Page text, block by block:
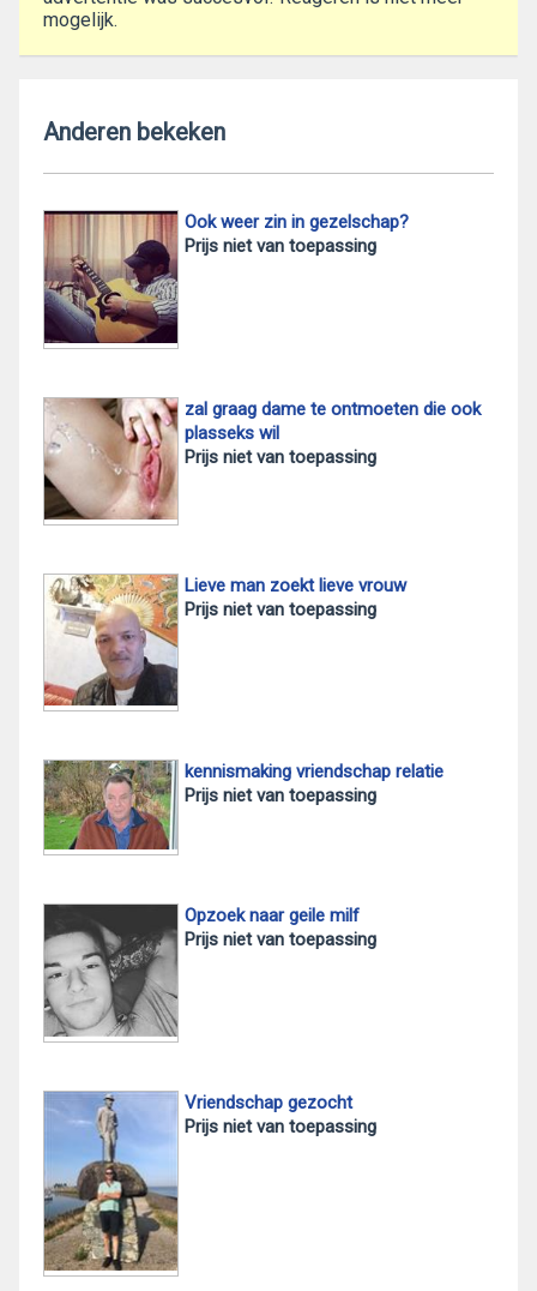
mogelijk.
Anderen bekeken
Ook weer zin in gezelschap?
Prijs niet van toepassing
zal graag dame te ontmoeten die ook
plasseks wil
Prijs niet van toepassing
Lieve man zoekt lieve vrouw
Prijs niet van toepassing
kennismaking vriendschap relatie
Prijs niet van toepassing
Opzoek naar geile milf
Prijs niet van toepassing
Vriendschap gezocht
Prijs niet van toepassing